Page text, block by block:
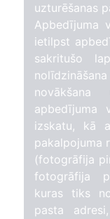
uzturēšanas
Apbedījuma
ietilpst
sakritušo
apbedījuma
izskatu, kā
pakalpojuma
(fotogrāfija
fotogrāfija
kuras tiks
pasta